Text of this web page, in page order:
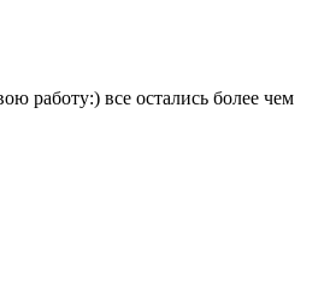
работу:) все остались более чем